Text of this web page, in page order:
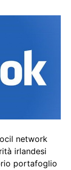
network
irlandesi
portafoglio